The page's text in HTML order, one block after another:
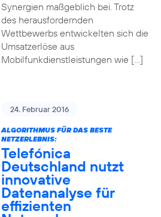
Synergien maßgeblich bei. Trotz
des herausfordernden
Wettbewerbs entwickelten sich die
Umsatzerlöse aus
Mobilfunkdienstleistungen wie […]
24. Februar 2016
ALGORITHMUS FÜR DAS BESTE
NETZERLEBNIS:
Telefónica
Deutschland nutzt
innovative
Datenanalyse für
effizienten